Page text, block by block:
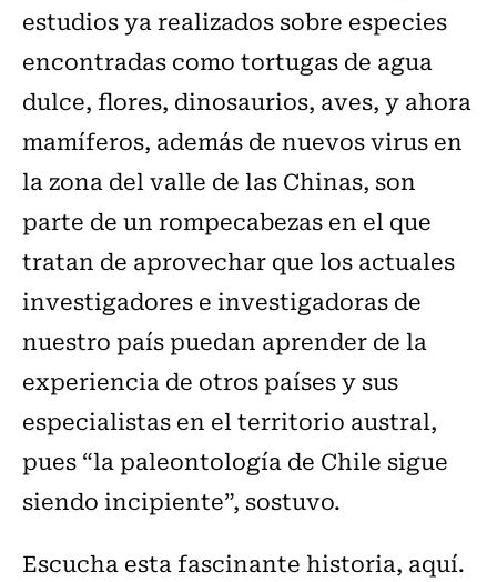
estudios ya realizados sobre especies
encontradas como tortugas de agua
dulce, flores, dinosaurios, aves, y ahora
mamíferos, además de nuevos virus en
la zona del valle de las Chinas, son
parte de un rompecabezas en el que
tratan de aprovechar que los actuales
investigadores e investigadoras de
nuestro país puedan aprender de la
experiencia de otros países y sus
especialistas en el territorio austral,
pues “la paleontología de Chile sigue
siendo incipiente”, sostuvo.
Escucha esta fascinante historia, aquí.